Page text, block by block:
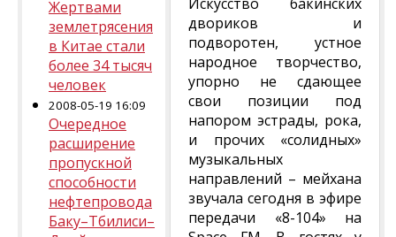
Жертвами
землетрясения
в Китае стали
более 34 тысяч
человек
2008-05-19 16:09
Очередное
расширение
пропускной
способности
нефтепровода
Баку–Тбилиси–
двориков и
подворотен, устное
народное творчество,
упорно не сдающее
свои позиции под
напором эстрады, рока,
и прочих «солидных»
музыкальных
направлений – мейхана
звучала сегодня в эфире
передачи «8-104» на